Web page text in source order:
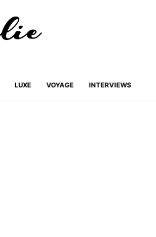
LUXE VOYAGE INTERVIEWS